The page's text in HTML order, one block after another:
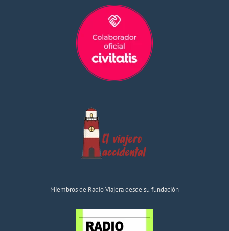
Miembros de Radio Viajera desde su fundación